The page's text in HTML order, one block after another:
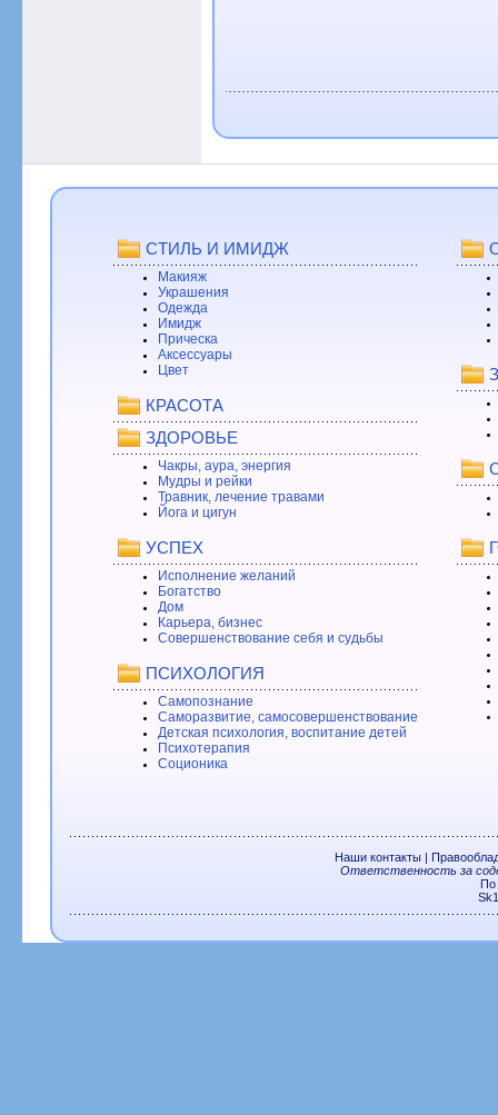
СТИЛЬ И ИМИДЖ
Макияж
Украшения
Одежда
Имидж
Прическа
Аксессуары
Цвет
КРАСОТА
ЗДОРОВЬЕ
Чакры, аура, энергия
Мудры и рейки
Травник, лечение травами
Йога и цигун
УСПЕХ
Исполнение желаний
Богатство
Дом
Карьера, бизнес
Совершенствование себя и судьбы
ПСИХОЛОГИЯ
Самопознание
Саморазвитие, самосовершенствование
Детская психология, воспитание детей
Психотерапия
Соционика
Наши контакты|
Ответственность за
По